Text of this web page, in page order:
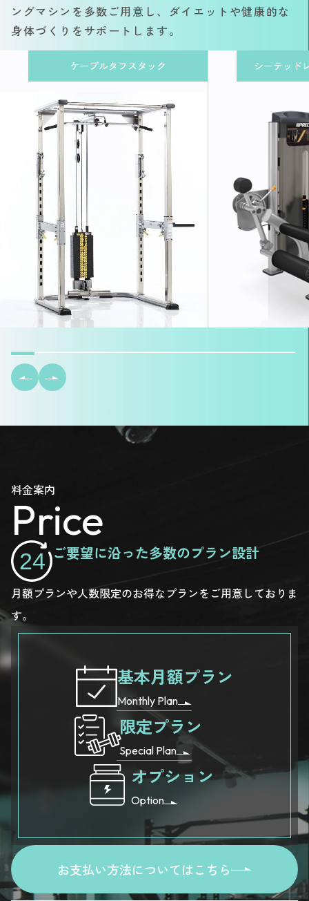
ングマシンを多数ご用意し、ダイエットや健康的な
身体づくりをサポートします。
ケーブルタフスタック シーテッド
料金案内
Price
ご要望に沿った多数のプラン設計
月額プランや人数限定のお得なプランをご用意しておりま
す。
基本月額プラン
Monthly Plan
限定プラン
Special Plan
オプション
Option
お支払い方法についてはこちら